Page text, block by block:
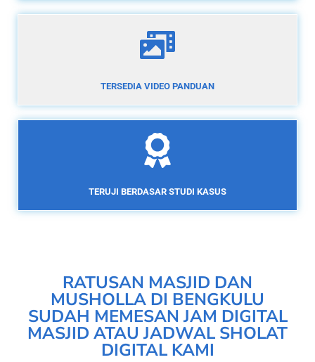
TERSEDIA VIDEO PANDUAN
TERUJI BERDASAR STUDI KASUS
RATUSAN MASJID DAN
MUSHOLLA DI BENGKULU
SUDAH MEMESAN JAM DIGITAL
MASJID ATAU JADWAL SHOLAT
DIGITAL KAMI